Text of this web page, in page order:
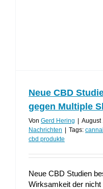
Neue CBD
gegen Multiple
Von Gerd Hering | August
Nachrichten | Tags:
cbd produkte
Neue CBD Studien
Wirksamkeit der